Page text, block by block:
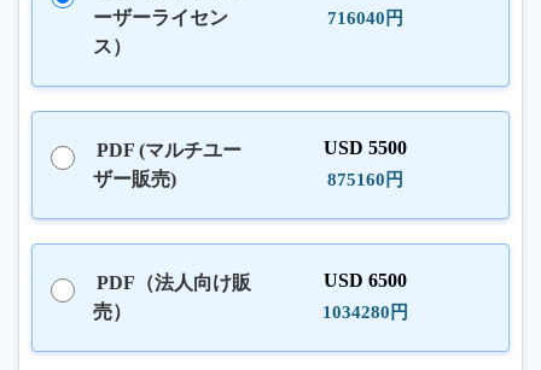
ーザーライセン
ス）
716040円
PDF (マルチユー
ザー販売)
USD 5500
875160円
PDF（法人向け販
売）
USD 6500
1034280円